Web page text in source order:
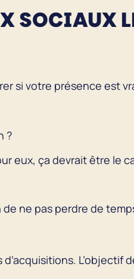
SOCIAUX
si votre présence est
?
eux, ça devrait être le
ne pas perdre de
L’objectif